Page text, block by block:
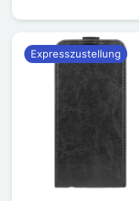
Expresszustellung